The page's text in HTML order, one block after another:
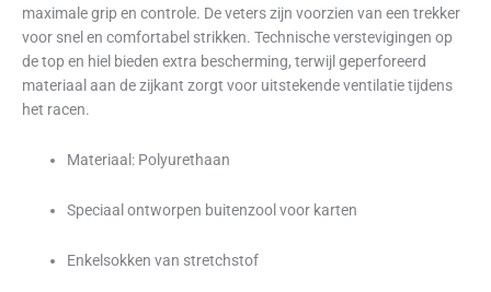
maximale grip en controle. De veters zijn voorzien van een trekker
voor snel en comfortabel strikken. Technische verstevigingen op
de top en hiel bieden extra bescherming, terwijl geperforeerd
materiaal aan de zijkant zorgt voor uitstekende ventilatie tijdens
het racen.
Materiaal: Polyurethaan
Speciaal ontworpen buitenzool voor karten
Enkelsokken van stretchstof